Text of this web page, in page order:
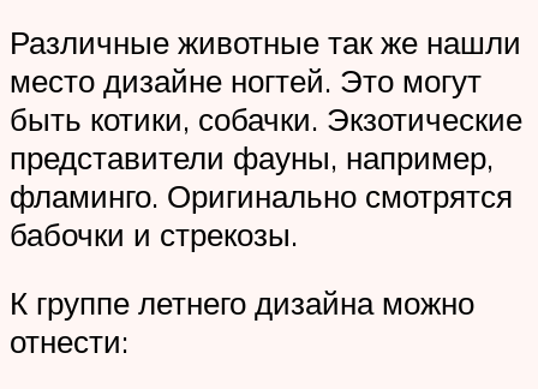
Различные животные так же нашли
место дизайне ногтей. Это могут
быть котики, собачки. Экзотические
представители фауны, например,
фламинго. Оригинально смотрятся
бабочки и стрекозы.
К группе летнего дизайна можно
отнести: